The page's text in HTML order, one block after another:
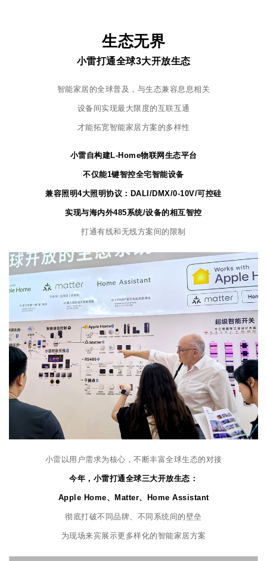
生态无界
小雷打通全球3大开放生态
智能家居的全球普及，与生态兼容息息相关
设备间实现最大限度的互联互通
才能拓宽智能家居方案的多样性
小雷自构建L-Home物联网生态平台
不仅能1键智控全宅智能设备
兼容照明4大照明协议：DALI/DMX/0-10V/可控硅
实现与海内外485系统/设备的相互智控
打通有线和无线方案间的限制
小雷以用户需求为核心，不断丰富全球生态的对接
今年，小雷打通全球三大开放生态：
Apple Home、Matter、Home Assistant
彻底打破不同品牌、不同系统间的壁垒
为现场来宾展示更多样化的智能家居方案